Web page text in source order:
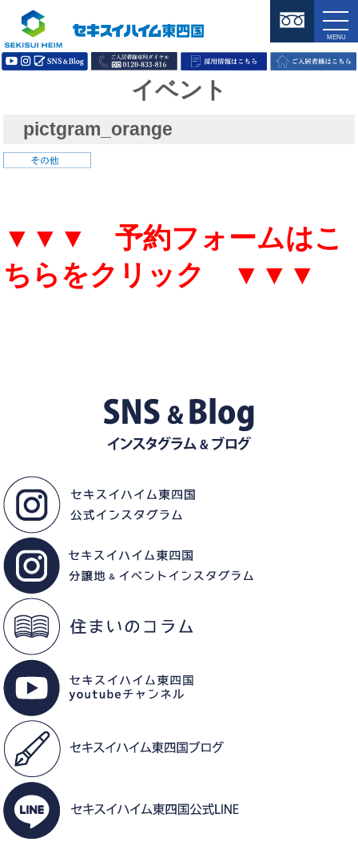
イベント
pictgram_orange
▼▼▼ 予約フォームはこ
ちらをクリック ▼▼▼